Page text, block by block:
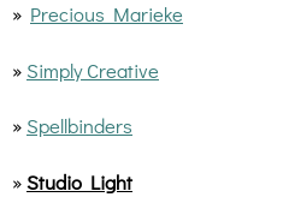
» Precious Marieke
» Simply Creative
» Spellbinders
»Studio Light